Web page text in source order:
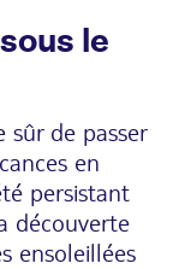
le
de passer
en
persistant
découverte
ensoleillées